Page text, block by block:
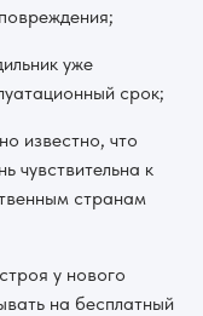
уже
срок;
известно, что
чувствительна к
странам
у нового
на бесплатный